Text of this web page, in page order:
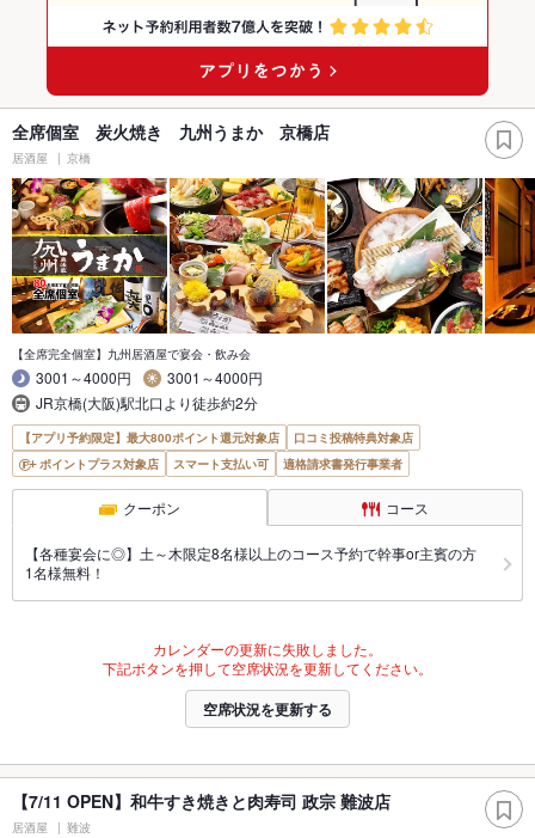
全席個室 炭火焼き 九州うまか 京橋店
居酒屋 京橋
【全席完全個室】九州居酒屋で宴会・飲み会
3001～4000円
3001～4000円
JR京橋(大阪)駅北口より徒歩約2分
【アプリ予約限定】最大800ポイント還元対象店
口コミ投稿特典対象店
ポイントプラス対象店
スマート支払い可 適格請求書発行事業者
クーポン コース
【各種宴会に◎】土～木限定8名様以上のコース予約で幹事or主賓の方
1名様無料！
カレンダーの更新に失敗しました。
下記ボタンを押して空席状況を更新してください。
空席状況を更新する
【7/11 OPEN】和牛すき焼きと肉寿司 政宗 難波店
居酒屋 難波